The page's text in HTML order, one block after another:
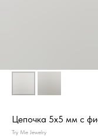
Цепочка 5х5 мм с
Try Me Jewelry